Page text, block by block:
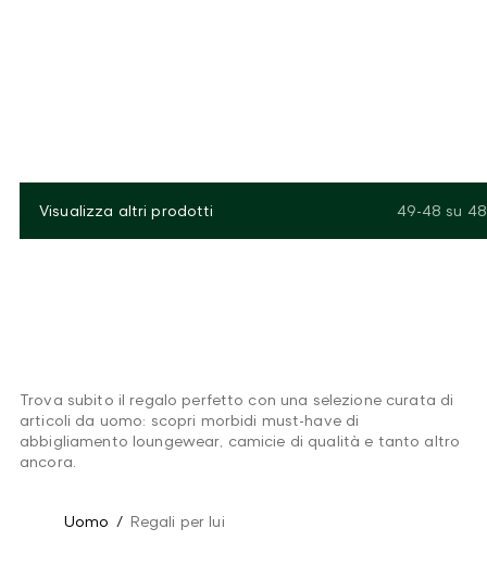
Visualizza altri prodotti 49-48 su 48
Trova subito il regalo perfetto con una selezione curata di
articoli da uomo: scopri morbidi must-have di
abbigliamento loungewear, camicie di qualità e tanto altro
ancora.
Uomo / Regali per lui